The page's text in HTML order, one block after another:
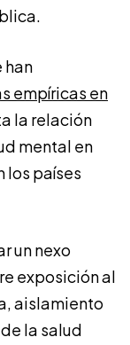
han
empíricas en
la relación
mental en
los países
un nexo
exposición al
aislamiento
la salud